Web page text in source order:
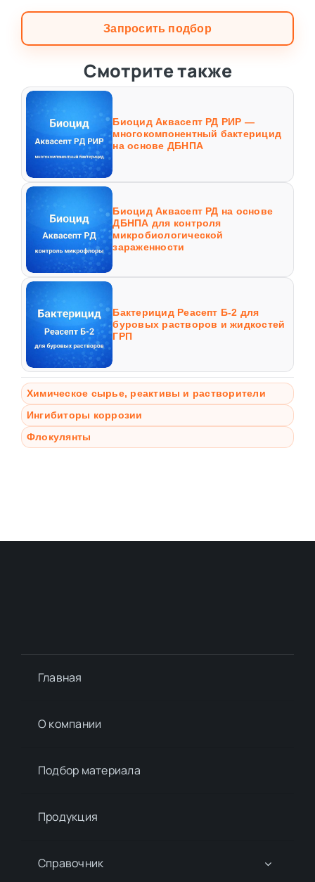
Запросить подбор
Смотрите также
Биоцид Аквасепт РД РИР —
многокомпонентный бактерицид
на основе ДБНПА
Биоцид Аквасепт РД на основе
ДБНПА для контроля
микробиологической
зараженности
Бактерицид Реасепт Б-2 для
буровых растворов и жидкостей
ГРП
Химическое сырье, реактивы и растворители
Ингибиторы коррозии
Флокулянты
Главная
О компании
Подбор материалa
Продукция
Справочник